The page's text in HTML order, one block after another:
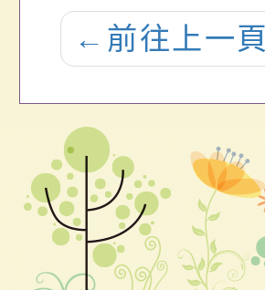
利監測與兒少
參與國際交流
← 前往上一頁